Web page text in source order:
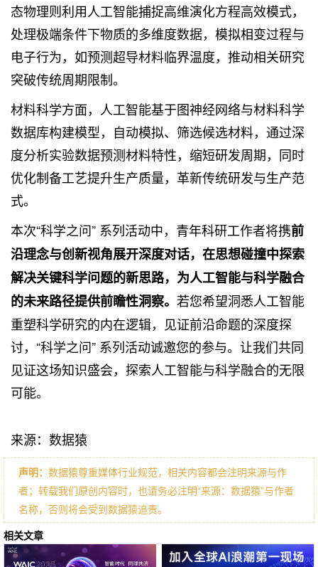
态物理则利用人工智能捕捉高维演化方程高效模式，
处理极端条件下物质的多维度数据，模拟相变过程与
电子行为，如预测超导材料临界温度，推动相关研究
突破传统周期限制。
材料科学方面，人工智能基于图神经网络与材料科学
数据库构建模型，自动模拟、筛选候选材料，通过深
度分析实验数据预测材料特性，缩短研发周期，同时
优化制备工艺提升生产质量，革新传统研发与生产范
式。
本次“科学之问” 系列活动中，青年科研工作者将携前
沿理念与创新视角展开深度对话，在思想碰撞中探索
解决关键科学问题的新思路，为人工智能与科学融合
的未来路径提供前瞻性洞察。 若您希望洞悉人工智能
重塑科学研究的内在逻辑，见证前沿命题的深度探
讨，“科学之问” 系列活动诚邀您的参与。让我们共同
见证这场知识盛会，探索人工智能与科学融合的无限
可能。
来源：数据猿
声明： 数据猿尊重媒体行业规范，相关内容都会注明来源与作
者；转载我们原创内容时，也请务必注明“来源：数据猿”与作者
名称，否则将会受到数据猿追责。
相关文章